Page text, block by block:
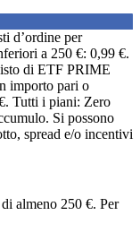
d’ordine per
a 250 €: 0,99 €.
di ETF PRIME
importo pari o
Tutti i piani: Zero
Si possono
spread e/o incentivi
almeno 250 €. Per